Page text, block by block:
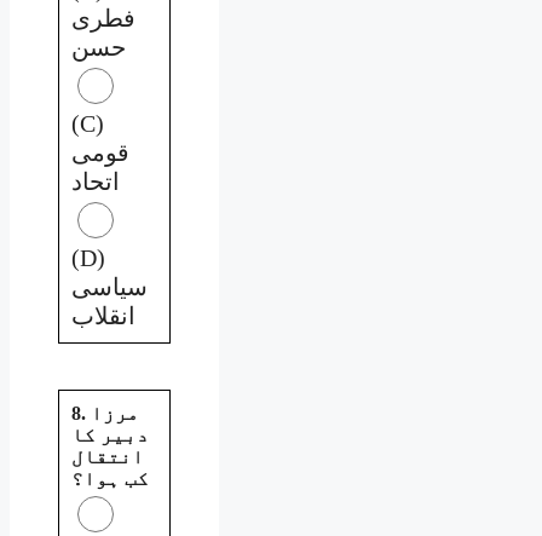
فطری
حسن
(C)
قومی
اتحاد
(D)
سیاسی
انقلاب
8. مرزا
دبیر کا
انتقال
کب ہوا؟